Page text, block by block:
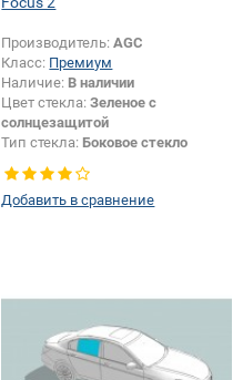
Производитель:AGC
Класс: Премиум
Наличие: В наличии
Цвет стекла:Зеленое с
солнцезащитой
Тип стекла: Боковое стекло
правое
Добавить в сравнение